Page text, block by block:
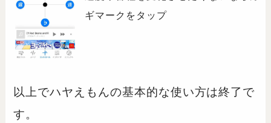
ギマークをタップ
以上でハヤえもんの基本的な使い方は終了で
す。